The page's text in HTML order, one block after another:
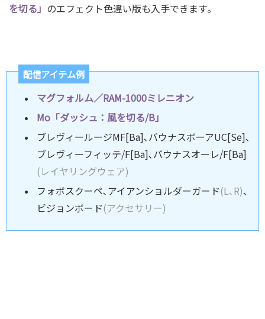
を切る」 のエフェクト色違い版も入手できます｡
配信アイテム例
マグフォルム／RAM-1000ミレニオン
Mo「ダッシュ：風を切る/B」
ブレヴィールージMF[Ba]､バウナスボーアUC[Se]､
ブレヴィーフィッテ/F[Ba]､バウナスオーレ/F[Ba]
(レイヤリングウェア)
フォボスクーペ､アイアンショルダーガード(L､R)､
ビジョンボード(アクセサリー)